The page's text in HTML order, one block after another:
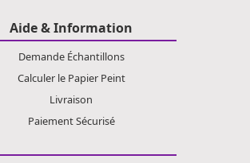
Aide & Information
Demande Échantillons
Calculer le Papier Peint
Livraison
Paiement Sécurisé